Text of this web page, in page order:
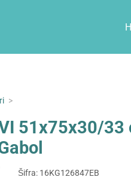
>
51x75x30/
Šifra: 16KG126847EB